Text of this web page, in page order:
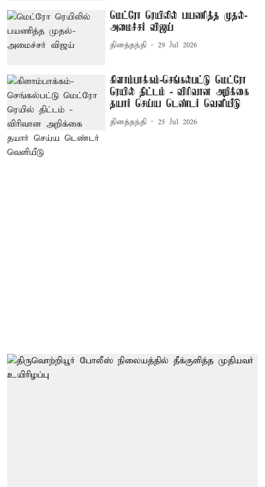
மெட்ரோ ரெயிலில் பயணித்த முதல்-
அமைச்சர் விஜய்
தினத்தந்தி 29 Jul 2026
கிளாம்பாக்கம்-செங்கல்பட்டு மெட்ரோ
ரெயில் திட்டம் - விரிவான அறிக்கை
தயார் செய்ய டெண்டர் வெளியீடு
தினத்தந்தி 25 Jul 2026